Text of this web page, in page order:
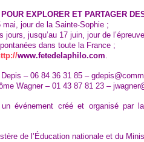
EXPLORER ET PARTAGER
jour de la Sainte-Sophie ;
jusqu’au 17 juin, jour de
dans toute la France ;
www.fetedelaphilo.com.
– 06 84 36 31 85 –
Wagner – 01 43 87 81 23 –
événement créé et organisé par
de l’Éducation nationale et du